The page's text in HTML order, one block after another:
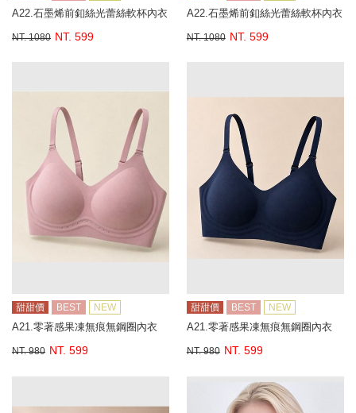
A22.石墨烯前釦絲光蕾絲軟杯內衣
NT. 1080 NT. 599
A22.石墨烯前釦絲光蕾絲軟杯內衣
NT. 1080 NT. 599
甜甜價 BEST NEW
A21.零著感果凍無痕無鋼圈內衣
NT. 980 NT. 599
甜甜價 BEST NEW
A21.零著感果凍無痕無鋼圈內衣
NT. 980 NT. 599